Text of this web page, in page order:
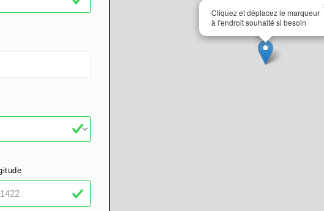
Cliquez et déplacez le marqueur
à l'endroit souhaité si besoin